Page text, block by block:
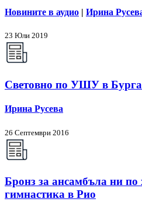
Новините в аудио | Ирина
23 Юли 2019
Световно по УШУ в
Ирина Русева
26 Септември 2016
Бронз за ансамбъла ни по
гимнастика в Рио